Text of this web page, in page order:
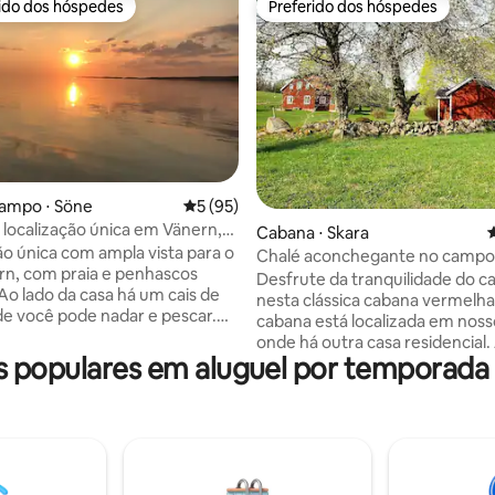
de 5, 264 avaliações
preferidos dos hóspedes
dos hóspedes
⋅ Söne 5 de uma avaliação média de 5, 95
5 (95)
única em Vänern,
única com ampla vista para o
com praia e penhascos
lado da casa há um cais de
você pode nadar e pescar.
Grande varanda com mesa de
e conjunto de
ao castelo de Läckö, à vila
Preferido dos hóspedes
Preferido dos hóspedes
Cabana ⋅ Skara
Chalé aconchegante no
Skara Sommarland
Desfrute da tranquilidade do
nesta clássica cabana
cabana está localizada em
onde há outra casa residencial.
vive perfeitamente se quiser
grous em Hornborgasjön, o
parque de diversões Skara
a 7 km de distância. Trilhas para
populares em aluguel por